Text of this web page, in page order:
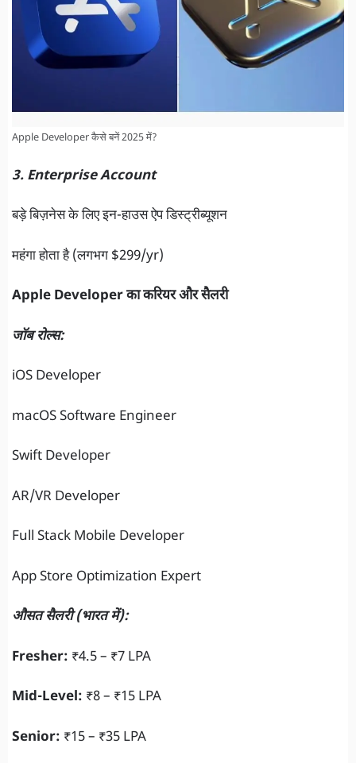
Apple Developer कैसे बनें 2025 में?
3. Enterprise Account
बड़े बिज़नेस के लिए इन-हाउस ऐप डिस्ट्रीब्यूशन
महंगा होता है (लगभग $299/yr)
Apple Developer का करियर और सैलरी
जॉब रोल्स:
iOS Developer
macOS Software Engineer
Swift Developer
AR/VR Developer
Full Stack Mobile Developer
App Store Optimization Expert
औसत सैलरी (भारत में):
Fresher: ₹4.5 – ₹7 LPA
Mid-Level: ₹8 – ₹15 LPA
Senior: ₹15 – ₹35 LPA